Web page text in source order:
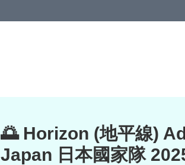
🌅 Horizon (地平線)
Japan 日本國家隊